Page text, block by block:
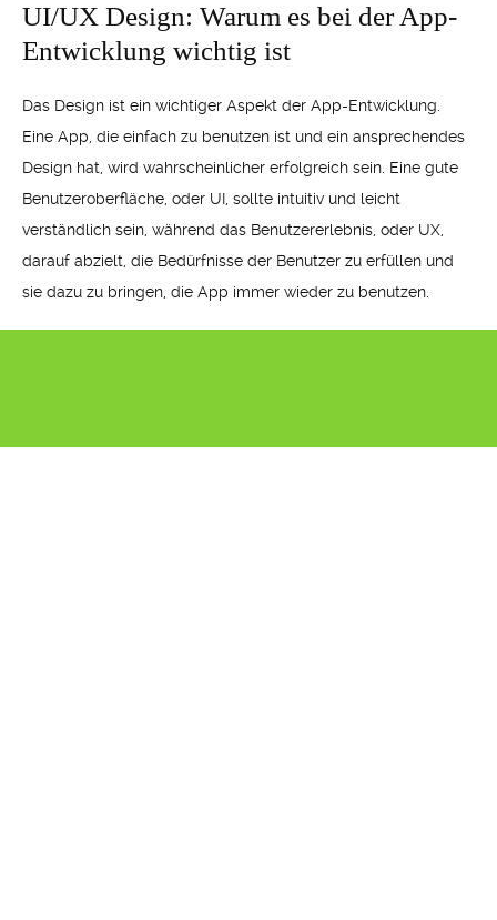
UI/UX Design: Warum es bei der App-
Entwicklung wichtig ist
Das Design ist ein wichtiger Aspekt der App-Entwicklung.
Eine App, die einfach zu benutzen ist und ein ansprechendes
Design hat, wird wahrscheinlicher erfolgreich sein. Eine gute
Benutzeroberfläche, oder UI, sollte intuitiv und leicht
verständlich sein, während das Benutzererlebnis, oder UX,
darauf abzielt, die Bedürfnisse der Benutzer zu erfüllen und
sie dazu zu bringen, die App immer wieder zu benutzen.